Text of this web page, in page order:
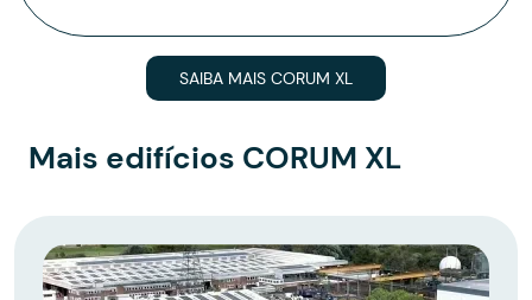
SAIBA MAIS CORUM XL
Mais edifícios CORUM XL